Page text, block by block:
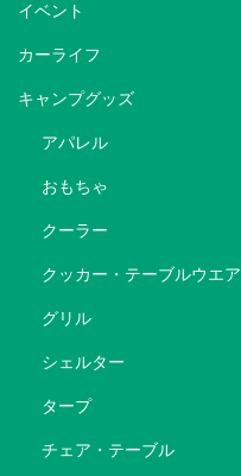
イベント
カーライフ
キャンプグッズ
アパレル
おもちゃ
クーラー
クッカー・テーブルウエア
グリル
シェルター
タープ
チェア・テーブル